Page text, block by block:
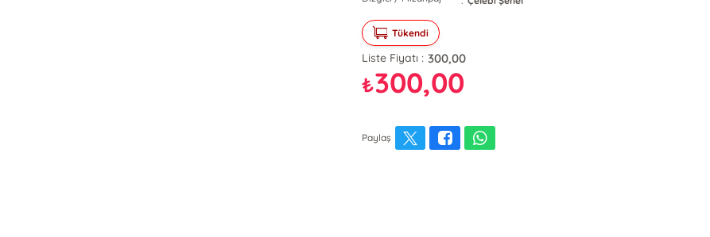
Tükendi
Liste Fiyatı : 300,00
₺300,00
Paylaş